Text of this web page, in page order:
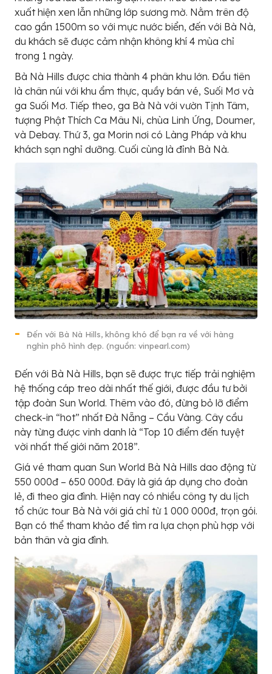
xuất hiện xen lẫn những lớp sương mờ. Nằm trên độ
cao gần 1500m so với mực nước biển, đến với Bà Nà,
du khách sẽ được cảm nhận không khí 4 mùa chỉ
trong 1 ngày.
Bà Nà Hills được chia thành 4 phân khu lớn. Đầu tiên
là chân núi với khu ẩm thực, quầy bán vé, Suối Mơ và
ga Suối Mơ. Tiếp theo, ga Bà Nà với vườn Tịnh Tâm,
tượng Phật Thích Ca Mâu Ni, chùa Linh Ứng, Doumer,
và Debay. Thứ 3, ga Morin nơi có Làng Pháp và khu
khách sạn nghỉ dưỡng. Cuối cùng là đỉnh Bà Nà.
Đến với Bà Nà Hills, không khó để bạn ra về với hàng
nghìn phô hình đẹp. (nguồn: vinpearl.com)
Đến với Bà Nà Hills, bạn sẽ được trực tiếp trải nghiệm
hệ thống cáp treo dài nhất thế giới, được đầu tư bởi
tập đoàn Sun World. Thêm vào đó, đừng bỏ lỡ điểm
check-in “hot” nhất Đà Nẵng – Cầu Vàng. Cây cầu
này từng được vinh danh là “Top 10 điểm đến tuyệt
vời nhất thế giới năm 2018”.
Giá vé tham quan Sun World Bà Nà Hills dao động từ
550 000đ – 650 000đ. Đây là giá áp dụng cho đoàn
lẻ, đi theo gia đình. Hiện nay có nhiều công ty du lịch
tổ chức tour Bà Nà với giá chỉ từ 1 000 000đ, trọn gói.
Bạn có thể tham khảo để tìm ra lựa chọn phù hợp với
bản thân và gia đình.